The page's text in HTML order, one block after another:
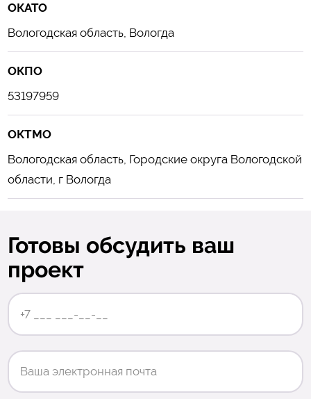
ОКАТО
Вологодская область, Вологда
ОКПО
53197959
ОКТМО
Вологодская область, Городские округа Вологодской
области, г Вологда
Готовы обсудить ваш
проект